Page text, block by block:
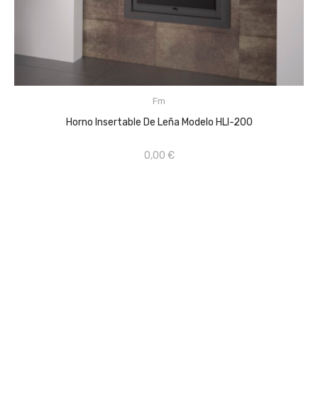
Fm
Horno Insertable De Leña Modelo HLI-200
0,00 €
CONSULTAR PRECIO EN TIENDA FÍSICA 659670368
AÑADIR AL CARRITO